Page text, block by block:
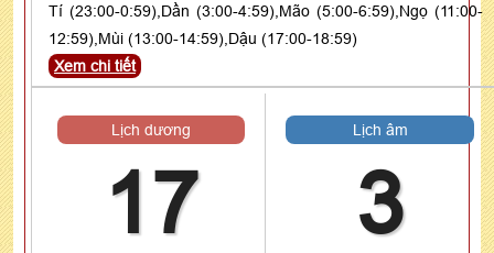
Tí (23:00-0:59),Dần (3:00-4:59),Mão (5:00-6:59),Ngọ (11:00-
12:59),Mùi (13:00-14:59),Dậu (17:00-18:59)
Xem chi tiết
Lịch dương
17
Lịch âm
3